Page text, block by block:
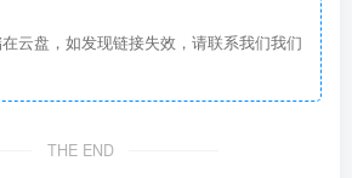
云盘，如发现链接失效，请联系我们我们
THE END